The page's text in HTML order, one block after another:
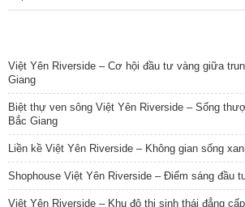
Việt Yên Riverside – Cơ hội đầu tư vàng giữa
Giang
Biệt thự ven sông Việt Yên Riverside – Sống
Bắc Giang
Liền kề Việt Yên Riverside – Không gian sống
Shophouse Việt Yên Riverside – Điểm sáng đầu
Việt Yên Riverside – Khu đô thị sinh thái đẳng